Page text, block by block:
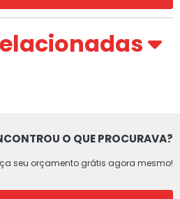
O QUE PROCURAVA?
seu orçamento grátis agora mesmo!